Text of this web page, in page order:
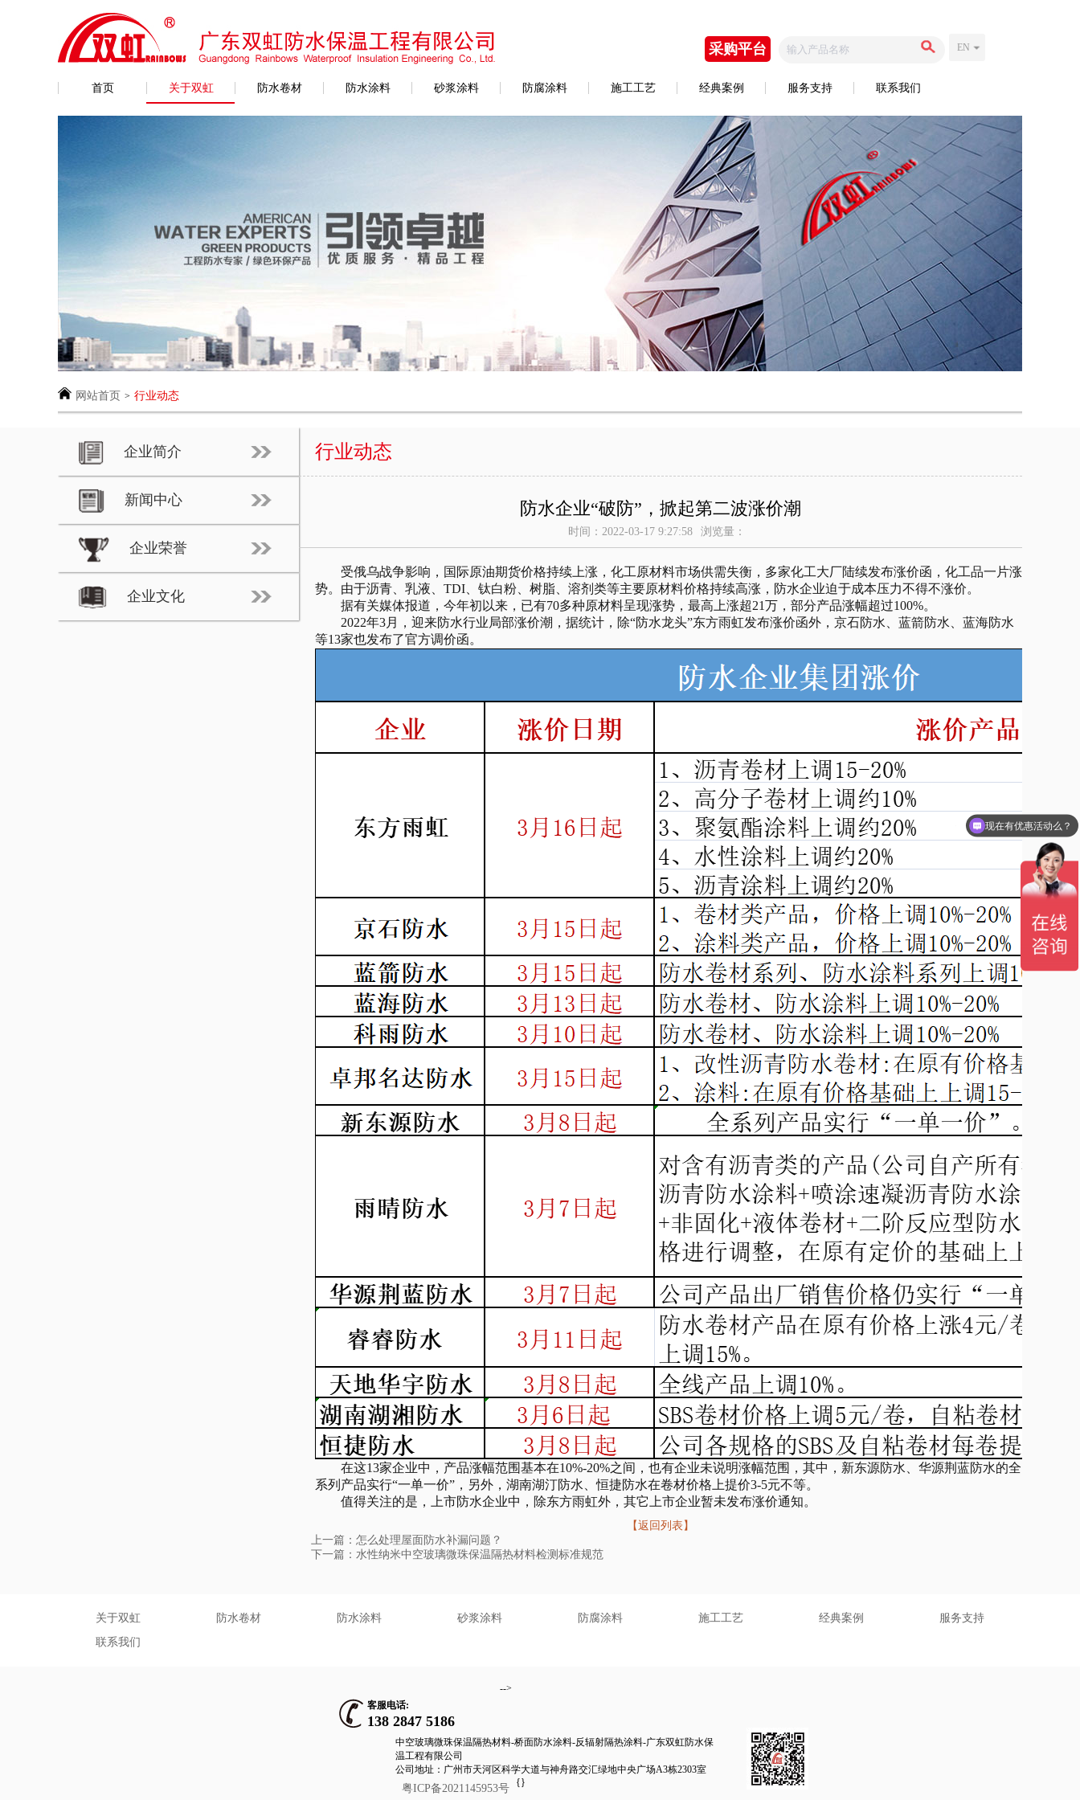
采购平台 EN
首页 关于双虹 防水卷材 防水涂料 砂浆涂料 防腐涂料 施工工艺 经典案例 服务支持 联系我们
网站首页 > 行业动态
企业简介
新闻中心
企业荣誉
企业文化
行业动态
防水企业“破防”，掀起第二波涨价潮
时间：2022-03-17 9:27:58 浏览量：
受俄乌战争影响，国际原油期货价格持续上涨，化工原材料市场供需失衡，多家化工大厂陆续发布涨价函，化工品一片涨
势。由于沥青、乳液、TDI、钛白粉、树脂、溶剂类等主要原材料价格持续高涨，防水企业迫于成本压力不得不涨价。
据有关媒体报道，今年初以来，已有70多种原材料呈现涨势，最高上涨超21万，部分产品涨幅超过100%。
2022年3月，迎来防水行业局部涨价潮，据统计，除“防水龙头”东方雨虹发布涨价函外，京石防水、蓝箭防水、蓝海防水
等13家也发布了官方调价函。
在这13家企业中，产品涨幅范围基本在10%-20%之间，也有企业未说明涨幅范围，其中，新东源防水、华源荆蓝防水的全
系列产品实行“一单一价”，另外，湖南湖汀防水、恒捷防水在卷材价格上提价3-5元不等。
值得关注的是，上市防水企业中，除东方雨虹外，其它上市企业暂未发布涨价通知。
【返回列表】
上一篇： 怎么处理屋面防水补漏问题？
下一篇： 水性纳米中空玻璃微珠保温隔热材料检测标准规范
关于双虹 防水卷材 防水涂料 砂浆涂料 防腐涂料 施工工艺 经典案例
服务支持
联系我们
客服电话:
138 2847 5186
-->
中空玻璃微珠保温隔热材料-桥面防水涂料-反辐射隔热涂料-广东双虹防水保
温工程有限公司
公司地址：广州市天河区科学大道与神舟路交汇绿地中央广场A3栋2303室
{
粤ICP备2021145953号 }
可以介绍下你们的产品么？